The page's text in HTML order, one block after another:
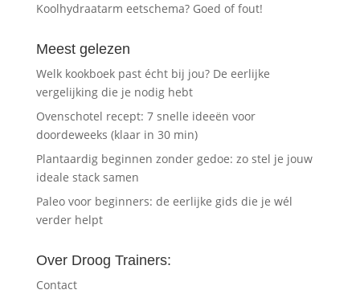
Koolhydraatarm eetschema? Goed of fout!
Meest gelezen
Welk kookboek past écht bij jou? De eerlijke
vergelijking die je nodig hebt
Ovenschotel recept: 7 snelle ideeën voor
doordeweeks (klaar in 30 min)
Plantaardig beginnen zonder gedoe: zo stel je jouw
ideale stack samen
Paleo voor beginners: de eerlijke gids die je wél
verder helpt
Over Droog Trainers:
Contact